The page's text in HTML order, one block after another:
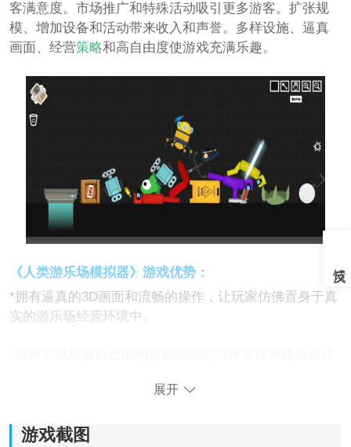
客满意度。市场推广和特殊活动吸引更多游客。扩张规
模、增加设备和活动带来收入和声誉。多样设施、逼真
画面、经营策略和高自由度使游戏充满乐趣。
《人类游乐场模拟器》游戏优势：
*拥有逼真的3D画面和流畅的操作，让玩家仿佛置身于真
实的游乐场经营环境中。
丰富了游乐场的多样性。
展开
游戏截图